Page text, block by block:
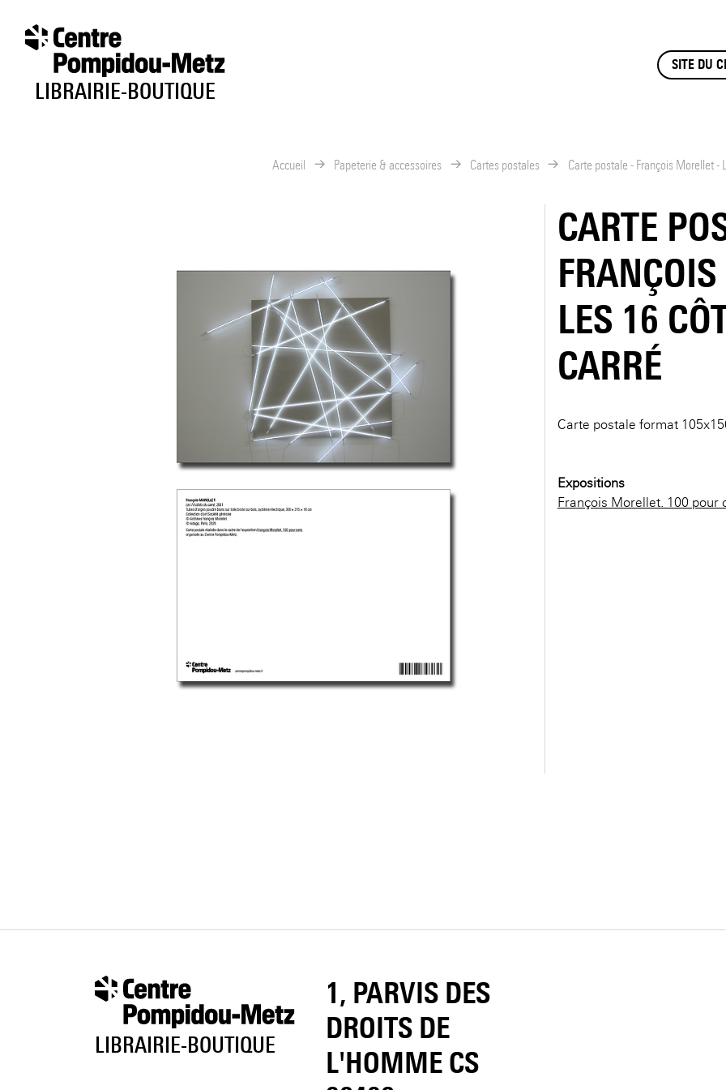
LIBRAIRIE-BOUTIQUE
SITE DU
Accueil Papeterie & accessoires Cartes postales Carte postale - François Morellet -
CARTE
LES 16
CARRÉ
Carte postale format
Expositions
François Morellet. 100 pour
LIBRAIRIE-BOUTIQUE
1, PARVIS DES
DROITS DE
L'HOMME CS